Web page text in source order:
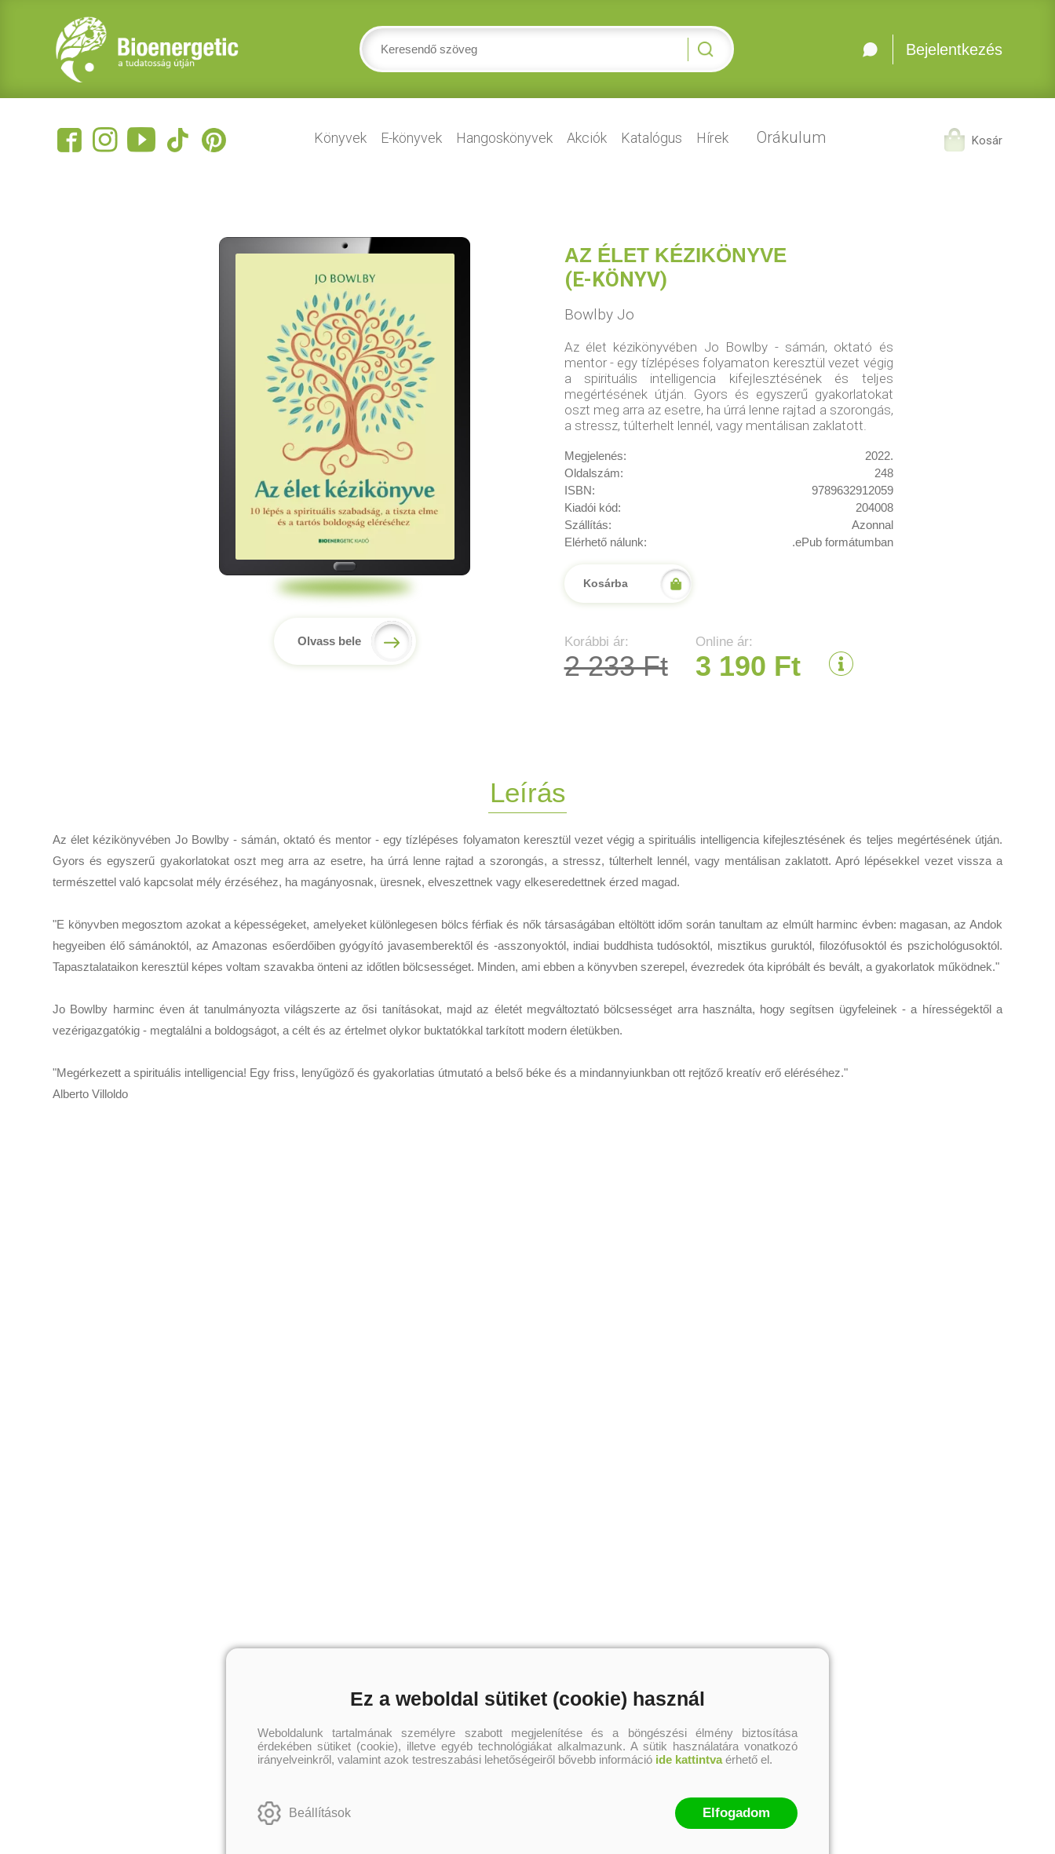
Bejelentkezés
Könyvek E-könyvek Hangoskönyvek Akciók Katalógus Hírek Orákulum Kosár
Olvass bele
AZ ÉLET KÉZIKÖNYVE
(E-KÖNYV)
Bowlby Jo
Az élet kézikönyvében Jo Bowlby - sámán, oktató és
mentor - egy tízlépéses folyamaton keresztül vezet végig
a spirituális intelligencia kifejlesztésének és teljes
megértésének útján. Gyors és egyszerű gyakorlatokat
oszt meg arra az esetre, ha úrrá lenne rajtad a szorongás,
a stressz, túlterhelt lennél, vagy mentálisan zaklatott.
Megjelenés:
2022.
Oldalszám:
248
ISBN:
9789632912059
Kiadói kód:
204008
Szállítás:
Azonnal
Elérhető nálunk:
.ePub formátumban
Kosárba
Korábbi ár:
2 233 Ft
Online ár:
3 190 Ft
Leírás
Az élet kézikönyvében Jo Bowlby - sámán, oktató és mentor - egy tízlépéses folyamaton keresztül vezet végig a spirituális intelligencia kifejlesztésének és teljes megértésének útján.
Gyors és egyszerű gyakorlatokat oszt meg arra az esetre, ha úrrá lenne rajtad a szorongás, a stressz, túlterhelt lennél, vagy mentálisan zaklatott. Apró lépésekkel vezet vissza a
természettel való kapcsolat mély érzéséhez, ha magányosnak, üresnek, elveszettnek vagy elkeseredettnek érzed magad.
"E könyvben megosztom azokat a képességeket, amelyeket különlegesen bölcs férfiak és nők társaságában eltöltött időm során tanultam az elmúlt harminc évben: magasan, az Andok
hegyeiben élő sámánoktól, az Amazonas esőerdőiben gyógyító javasemberektől és -asszonyoktól, indiai buddhista tudósoktól, misztikus guruktól, filozófusoktól és pszichológusoktól.
Tapasztalataikon keresztül képes voltam szavakba önteni az időtlen bölcsességet. Minden, ami ebben a könyvben szerepel, évezredek óta kipróbált és bevált, a gyakorlatok működnek."
Jo Bowlby harminc éven át tanulmányozta világszerte az ősi tanításokat, majd az életét megváltoztató bölcsességet arra használta, hogy segítsen ügyfeleinek - a hírességektől a
vezérigazgatókig - megtalálni a boldogságot, a célt és az értelmet olykor buktatókkal tarkított modern életükben.
"Megérkezett a spirituális intelligencia! Egy friss, lenyűgöző és gyakorlatias útmutató a belső béke és a mindannyiunkban ott rejtőző kreatív erő eléréséhez."
Alberto Villoldo
Ez a weboldal sütiket (cookie) használ
Weboldalunk tartalmának személyre szabott megjelenítése és a böngészési élmény biztosítása
érdekében sütiket (cookie), illetve egyéb technológiákat alkalmazunk. A sütik használatára vonatkozó
irányelveinkről, valamint azok testreszabási lehetőségeiről bővebb információ ide kattintvaérhető el.
Beállítások Elfogadom